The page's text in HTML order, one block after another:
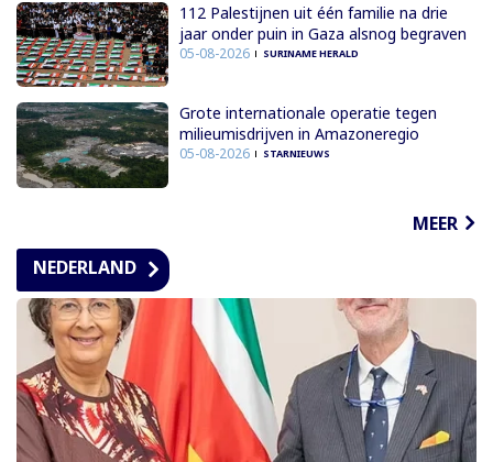
112 Palestijnen uit één familie na drie
jaar onder puin in Gaza alsnog begraven
05-08-2026 SURINAME HERALD
Grote internationale operatie tegen
milieumisdrijven in Amazoneregio
05-08-2026 STARNIEUWS
MEER
NEDERLAND